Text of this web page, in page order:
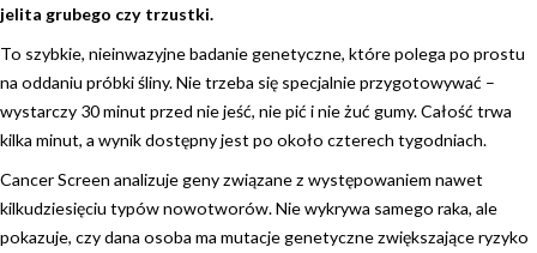
jelita grubego czy trzustki.
To szybkie, nieinwazyjne badanie genetyczne, które polega po prostu
na oddaniu próbki śliny. Nie trzeba się specjalnie przygotowywać –
wystarczy 30 minut przed nie jeść, nie pić i nie żuć gumy. Całość trwa
kilka minut, a wynik dostępny jest po około czterech tygodniach.
Cancer Screen analizuje geny związane z występowaniem nawet
kilkudziesięciu typów nowotworów. Nie wykrywa samego raka, ale
pokazuje, czy dana osoba ma mutacje genetyczne zwiększające ryzyko